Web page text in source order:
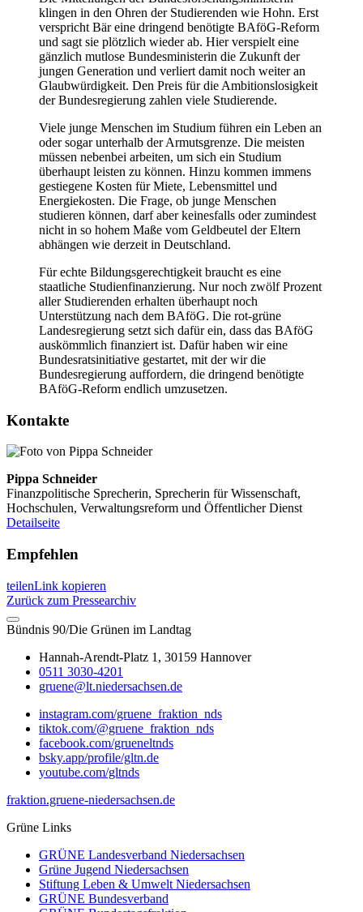
klingen in den Ohren der Studierenden wie Hohn. Erst
verspricht Bär eine dringend benötigte BAföG-Reform
und sagt sie plötzlich wieder ab. Hier verspielt eine
gänzlich mutlose Bundesministerin die Zukunft der
jungen Generation und verliert damit noch weiter an
Glaubwürdigkeit. Den Preis für die Ambitionslosigkeit
der Bundesregierung zahlen viele Studierende.
Viele junge Menschen im Studium führen ein Leben an
oder sogar unterhalb der Armutsgrenze. Die meisten
müssen nebenbei arbeiten, um sich ein Studium
überhaupt leisten zu können. Hinzu kommen immens
gestiegene Kosten für Miete, Lebensmittel und
Energiekosten. Die Frage, ob junge Menschen
studieren können, darf aber keinesfalls oder zumindest
nicht in so hohem Maße vom Geldbeutel der Eltern
abhängen wie derzeit in Deutschland.
Für echte Bildungsgerechtigkeit braucht es eine
staatliche Studienfinanzierung. Nur noch zwölf Prozent
aller Studierenden erhalten überhaupt noch
Unterstützung nach dem BAföG. Die rot-grüne
Landesregierung setzt sich dafür ein, dass das BAföG
auskömmlich finanziert ist. Dafür haben wir eine
Bundesratsinitiative gestartet, mit der wir die
Bundesregierung auffordern, die dringend benötigte
BAföG-Reform endlich umzusetzen.
Kontakte
Pippa Schneider
Finanzpolitische Sprecherin, Sprecherin für Wissenschaft,
Hochschulen, Verwaltungsreform und Öffentlicher Dienst
Detailseite
Empfehlen
teilenLink kopieren
Zurück zum Pressearchiv
Bündnis 90/Die Grünen im Landtag
Hannah-Arendt-Platz 1, 30159 Hannover
0511 3030-4201
gruene@lt.niedersachsen.de
instagram.com/gruene_fraktion_nds
tiktok.com/@gruene_fraktion_nds
facebook.com/grueneltnds
bsky.app/profile/gltn.de
youtube.com/gltnds
fraktion.gruene-niedersachsen.de
Grüne Links
GRÜNE Landesverband Niedersachsen
Grüne Jugend Niedersachsen
Stiftung Leben & Umwelt Niedersachsen
GRÜNE Bundesverband